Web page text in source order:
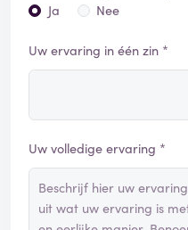
Ja
Nee
Uw ervaring in één zin *
Uw volledige ervaring *